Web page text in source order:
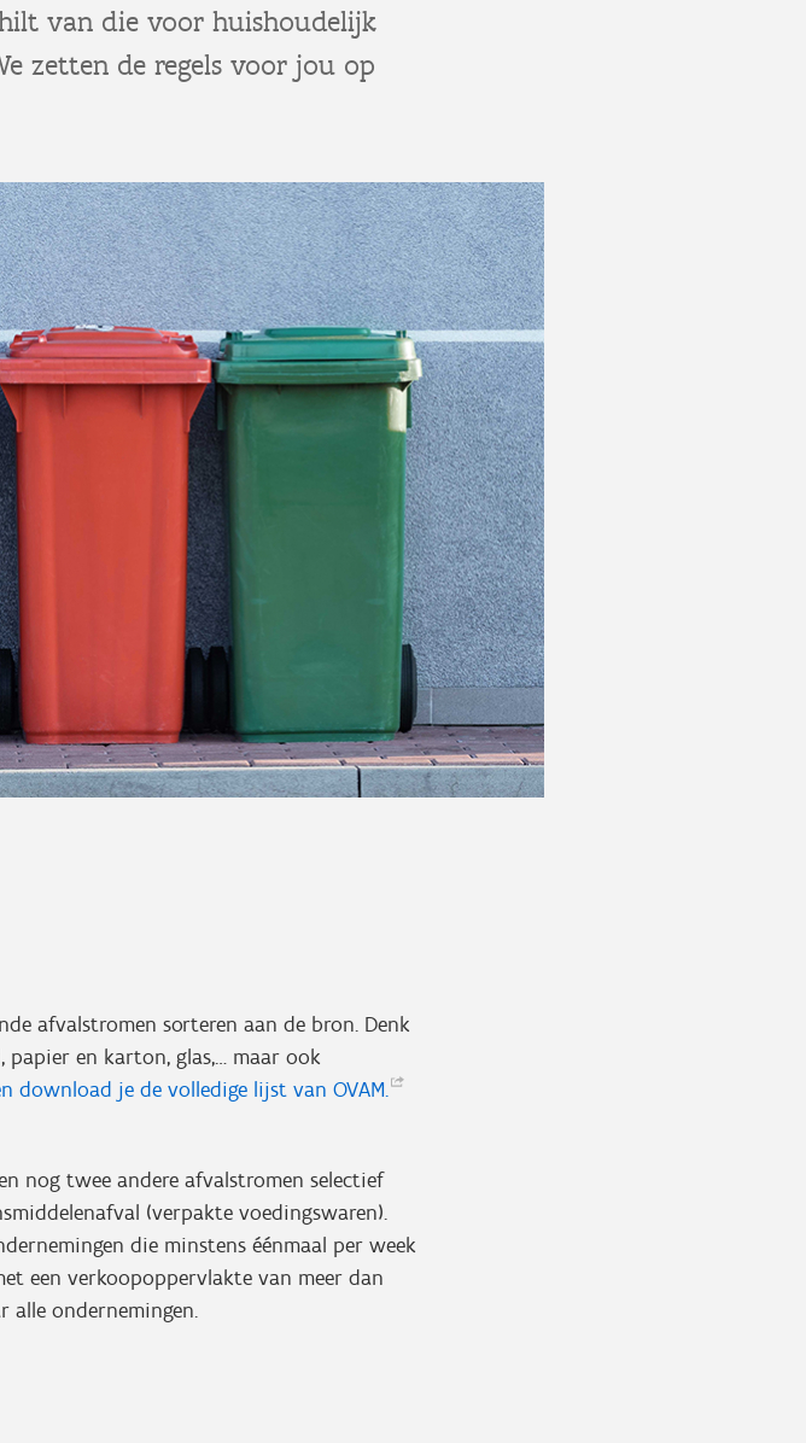
van die voor huishoudelijk
zetten de regels voor jou op
afvalstromen sorteren aan de bron. Denk
en karton, glas,… maar ook
download je de volledige lijst vanOVAM.
nog twee andere afvalstromen selectief
(verpakte voedingswaren).
die minstens éénmaal per week
een verkoopoppervlakte van meer dan
alle ondernemingen.